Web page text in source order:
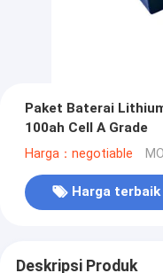
Paket Baterai
100ah Cell A Grade
Harga：negotiable
Harga terbaik
Deskripsi Produk